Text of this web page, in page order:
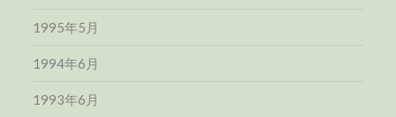
1995年5月
1994年6月
1993年6月